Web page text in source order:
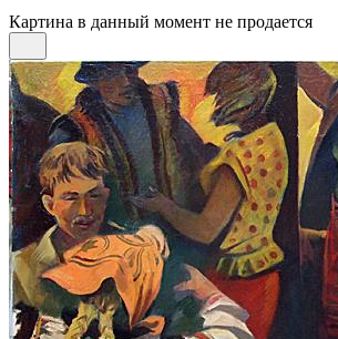
Картина в данный момент не продается